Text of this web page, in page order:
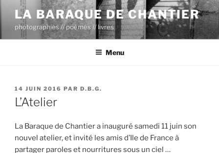
contenu
principal
LA BARAQUE DE CHANTIER
photographies // poèmes // livres
Menu
PUBLIÉ
LE
14 JUIN 2016 PAR D.B.G.
L’Atelier
La Baraque de Chantier a inauguré samedi 11 juin son
nouvel atelier, et invité les amis d’Ile de France à
partager paroles et nourritures sous un ciel …